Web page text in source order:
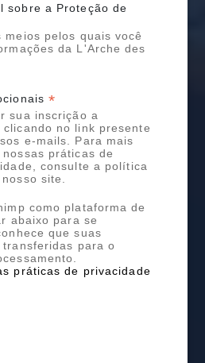
sobre a Proteção de
meios pelos quais você
da L'Arche des
*
sua inscrição a
no link presente
e-mails. Para mais
práticas de
consulte a política
site.
como plataforma de
abaixo para se
que suas
para o
práticas de privacidade